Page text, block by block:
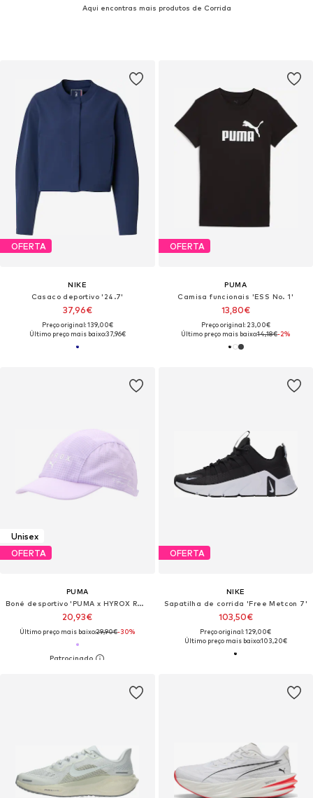
Aqui encontras mais produtos de Corrida
OFERTA
NIKE
Casaco deportivo '24.7'
37,96€
Preço original: 139,00€
Último preço mais baixo:37,96€
OFERTA
PUMA
Camisa funcionais 'ESS No. 1'
13,80€
Preço original: 23,00€
Último preço mais baixo:14,18€-2%
Unisex
OFERTA
PUMA
Boné desportivo 'PUMA x HYROX RUNNING'
20,93€
Último preço mais baixo:29,90€-30%
OFERTA
NIKE
Sapatilha de corrida 'Free Metcon 7'
103,50€
Preço original: 129,00€
Último preço mais baixo:103,20€